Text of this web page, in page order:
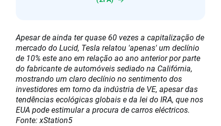
Apesar de ainda ter quase 60 vezes a capitalização de
mercado do Lucid, Tesla relatou 'apenas' um declínio
de 10% este ano em relação ao ano anterior por parte
do fabricante de automóveis sediado na Califórnia,
mostrando um claro declínio no sentimento dos
investidores em torno da indústria de VE, apesar das
tendências ecológicas globais e da lei do IRA, que nos
EUA pode estimular a procura de carros eléctricos.
Fonte: xStation5